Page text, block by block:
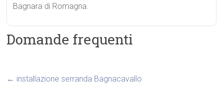
Bagnara di Romagna.
Domande frequenti
← installazione serranda Bagnacavallo